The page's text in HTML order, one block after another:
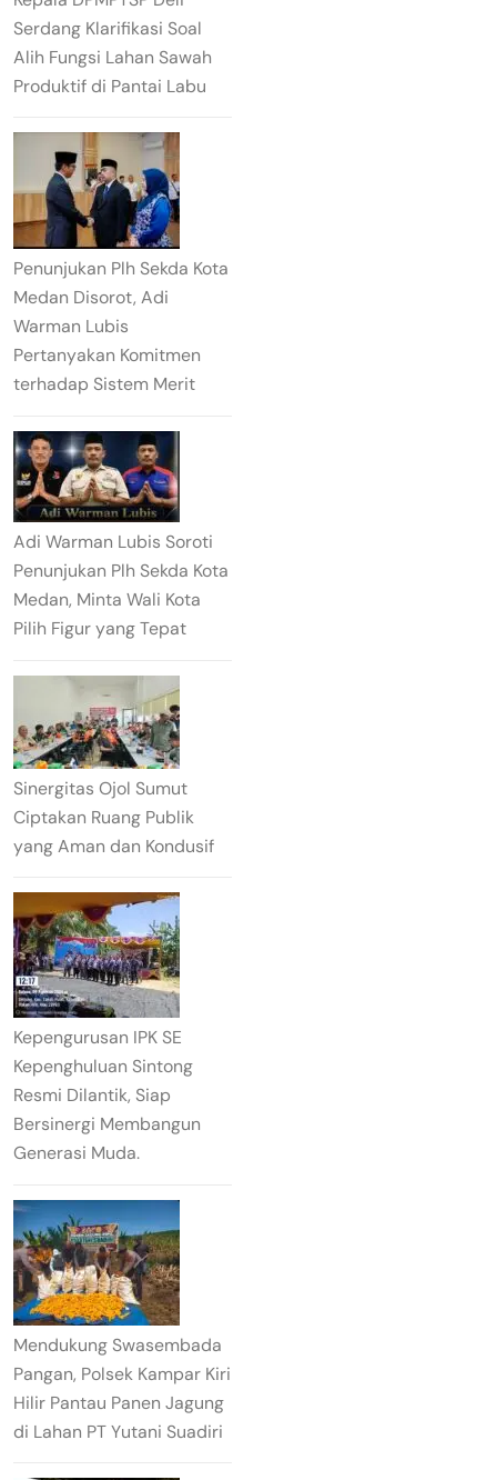
Serdang Klarifikasi Soal
Alih Fungsi Lahan Sawah
Produktif di Pantai Labu
Penunjukan Plh Sekda Kota
Medan Disorot, Adi
Warman Lubis
Pertanyakan Komitmen
terhadap Sistem Merit
Adi Warman Lubis Soroti
Penunjukan Plh Sekda Kota
Medan, Minta Wali Kota
Pilih Figur yang Tepat
Sinergitas Ojol Sumut
Ciptakan Ruang Publik
yang Aman dan Kondusif
Kepengurusan IPK SE
Kepenghuluan Sintong
Resmi Dilantik, Siap
Bersinergi Membangun
Generasi Muda.
Mendukung Swasembada
Pangan, Polsek Kampar Kiri
Hilir Pantau Panen Jagung
di Lahan PT Yutani Suadiri